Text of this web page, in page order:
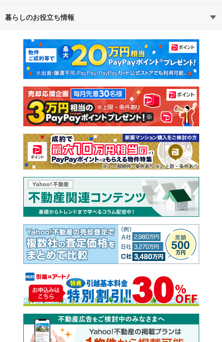
通勤・通学時間から探す
不動産・住宅
新築マンション 中古マンション
新築一戸建て 中古一戸建て
注文住宅 土地
売却査定
暮らしのお役立ち情報
マンションカタログ 教えて！住まいの先生